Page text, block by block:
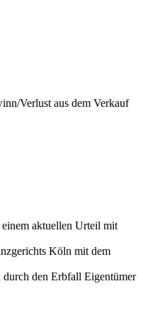
Verlust aus dem Verkauf
aktuellen Urteil mit
Köln mit dem
den Erbfall Eigentümer